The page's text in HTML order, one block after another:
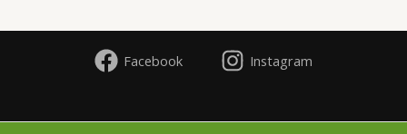
Facebook Instagram